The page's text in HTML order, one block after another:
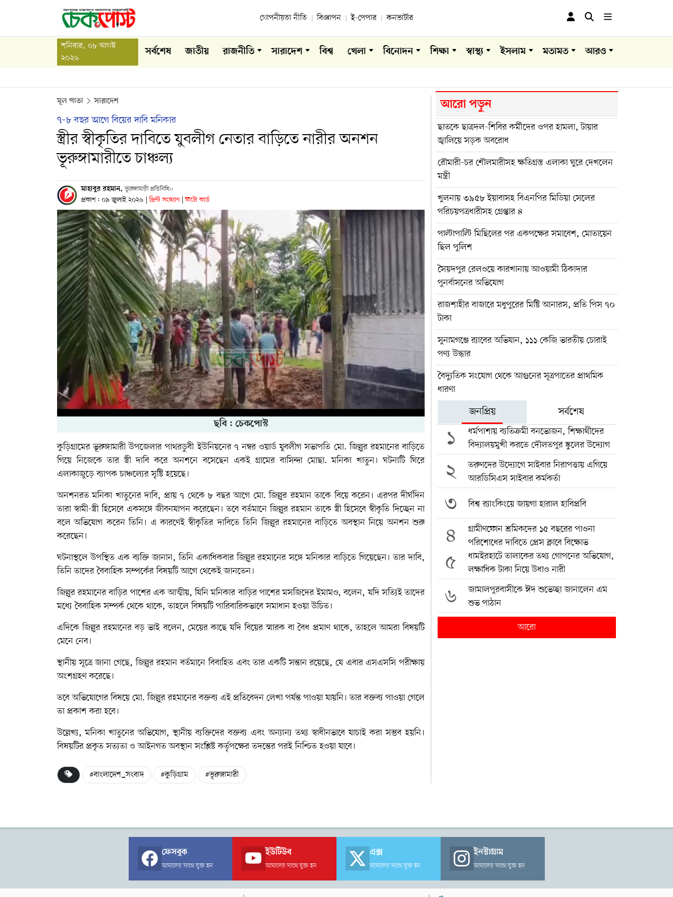
গোপনীয়তা নীতি বিজ্ঞাপন ই-পেপার কনভার্টার
শনিবার, ০৮ আগস্ট
২০২৬
সর্বশেষ জাতীয় রাজনীতি সারাদেশ বিশ্ব খেলা বিনোদন শিক্ষা স্বাস্থ্য ইসলাম মতামত আরও
মূল পাতা সারাদেশ
৭–৮ বছর আগে বিয়ের দাবি মনিকার
স্ত্রীর স্বীকৃতির দাবিতে যুবলীগ নেতার বাড়িতে নারীর অনশন
ভূরুঙ্গামারীতে চাঞ্চল্য
মাহাবুর রহমান,ভূরুঙ্গামারী প্রতিনিধি::
প্রকাশ : ০৯ জুলাই ২০২৬ | প্রিন্ট সংস্করণ | ফটো কার্ড
ছবি : চেকপোস্ট
কুড়িগ্রামের ভূরুঙ্গামারী উপজেলার পাথরডুবী ইউনিয়নের ৭ নম্বর ওয়ার্ড যুবলীগ সভাপতি মো. জিল্লুর রহমানের বাড়িতে
গিয়ে নিজেকে তার স্ত্রী দাবি করে অনশনে বসেছেন একই গ্রামের বাসিন্দা মোছা. মনিকা খাতুন। ঘটনাটি ঘিরে
এলাকাজুড়ে ব্যাপক চাঞ্চল্যের সৃষ্টি হয়েছে।
অনশনরত মনিকা খাতুনের দাবি, প্রায় ৭ থেকে ৮ বছর আগে মো. জিল্লুর রহমান তাকে বিয়ে করেন। এরপর দীর্ঘদিন
তারা স্বামী-স্ত্রী হিসেবে একসঙ্গে জীবনযাপন করেছেন। তবে বর্তমানে জিল্লুর রহমান তাকে স্ত্রী হিসেবে স্বীকৃতি দিচ্ছেন না
বলে অভিযোগ করেন তিনি। এ কারণেই স্বীকৃতির দাবিতে তিনি জিল্লুর রহমানের বাড়িতে অবস্থান নিয়ে অনশন শুরু
করেছেন।
ঘটনাস্থলে উপস্থিত এক ব্যক্তি জানান, তিনি একাধিকবার জিল্লুর রহমানের সঙ্গে মনিকার বাড়িতে গিয়েছেন। তার দাবি,
তিনি তাদের বৈবাহিক সম্পর্কের বিষয়টি আগে থেকেই জানতেন।
জিল্লুর রহমানের বাড়ির পাশের এক আত্মীয়, যিনি মনিকার বাড়ির পাশের মসজিদের ইমামও, বলেন, যদি সত্যিই তাদের
মধ্যে বৈবাহিক সম্পর্ক থেকে থাকে, তাহলে বিষয়টি পারিবারিকভাবে সমাধান হওয়া উচিত।
এদিকে জিল্লুর রহমানের বড় ভাই বলেন, মেয়ের কাছে যদি বিয়ের স্মারক বা বৈধ প্রমাণ থাকে, তাহলে আমরা বিষয়টি
মেনে নেব।
স্থানীয় সূত্রে জানা গেছে, জিল্লুর রহমান বর্তমানে বিবাহিত এবং তার একটি সন্তান রয়েছে, যে এবার এসএসসি পরীক্ষায়
অংশগ্রহণ করেছে।
তবে অভিযোগের বিষয়ে মো. জিল্লুর রহমানের বক্তব্য এই প্রতিবেদন লেখা পর্যন্ত পাওয়া যায়নি। তার বক্তব্য পাওয়া গেলে
তা প্রকাশ করা হবে।
উল্লেখ্য, মনিকা খাতুনের অভিযোগ, স্থানীয় ব্যক্তিদের বক্তব্য এবং অন্যান্য তথ্য স্বাধীনভাবে যাচাই করা সম্ভব হয়নি।
বিষয়টির প্রকৃত সত্যতা ও আইনগত অবস্থান সংশ্লিষ্ট কর্তৃপক্ষের তদন্তের পরই নিশ্চিত হওয়া যাবে।
#বাংলাদেশ_সংবাদ #কুড়িগ্রাম #ভূরুঙ্গামারী
আরো পড়ুন
ছাতকে ছাত্রদল-শিবির কর্মীদের ওপর হামলা, টায়ার
জ্বালিয়ে সড়ক অবরোধ
রৌমারী-চর শৌলমারীসহ ক্ষতিগ্রস্ত এলাকা ঘুরে দেখলেন
মন্ত্রী
খুলনায় ৩৯৫৮ ইয়াবাসহ বিএনপির মিডিয়া সেলের
পরিচয়পত্রধারীসহ গ্রেপ্তার ৪
পাল্টাপাল্টি মিছিলের পর একপক্ষের সমাবেশ, মোতায়েন
ছিল পুলিশ
সৈয়দপুর রেলওয়ে কারখানায় আওয়ামী ঠিকাদার
পুনর্বাসনের অভিযোগ
রাজশাহীর বাজারে মধুপুরের মিষ্টি আনারস, প্রতি পিস ৭০
টাকা
সুনামগঞ্জে র‍্যাবের অভিযান, ১১১ কেজি ভারতীয় চোরাই
পণ্য উদ্ধার
বৈদ্যুতিক সংযোগ থেকে আগুনের সূত্রপাতের প্রাথমিক
ধারণা
জনপ্রিয় সর্বশেষ
১
ধর্মপাশায় ব্যতিক্রমী বনভোজন, শিক্ষার্থীদের
বিদ্যালয়মুখী করতে দৌলতপুর স্কুলের উদ্যোগ
২
তরুণদের উদ্যোগে সাইবার নিরাপত্তায় এগিয়ে
আরডিসিএস সাইবার কর্মকর্তা
৩ বিশ্ব র‍্যাংকিংয়ে জায়গা হারাল হাবিপ্রবি
৪
গ্রামীণফোন শ্রমিকদের ১৫ বছরের পাওনা
পরিশোধের দাবিতে প্রেস ক্লাবে বিক্ষোভ
৫
ধামইরহাটে তালাকের তথ্য গোপনের অভিযোগ,
লক্ষাধিক টাকা নিয়ে উধাও নারী
৬
জামালপুরবাসীকে ঈদ শুভেচ্ছা জানালেন এম
শুভ পাঠান
আরো
ফেসবুক
আমাদের সাথে যুক্ত হন
ইউটিউব
আমাদের সাথে যুক্ত হন
এক্স
আমাদের সাথে যুক্ত হন
ইনস্টাগ্রাম
আমাদের সাথে যুক্ত হন